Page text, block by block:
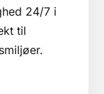
24/7 i
til